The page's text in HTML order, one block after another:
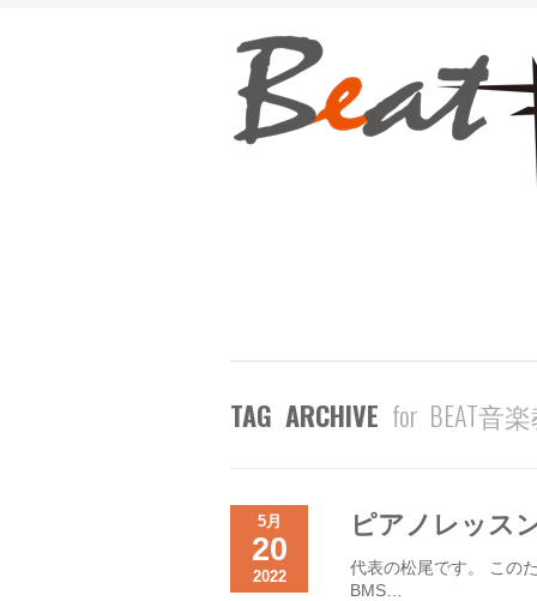
TAG ARCHIVE for BEAT音
5月
20
2022
ピアノレッス
代表の松尾です。 この
BMS…